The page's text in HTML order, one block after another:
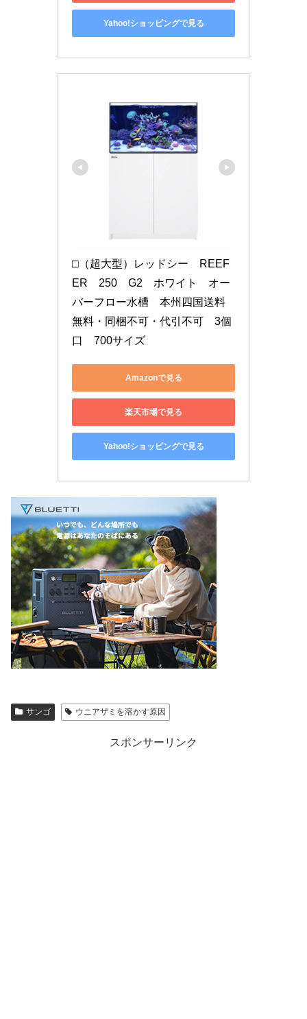
Yahoo!ショッピングで見る
□（超大型）レッドシー　REEF
ER　250　G2　ホワイト　オー
バーフロー水槽　本州四国送料
無料・同梱不可・代引不可　3個
口　700サイズ
Amazonで見る
楽天市場で見る
Yahoo!ショッピングで見る
サンゴ ウニアザミを溶かす原因
スポンサーリンク